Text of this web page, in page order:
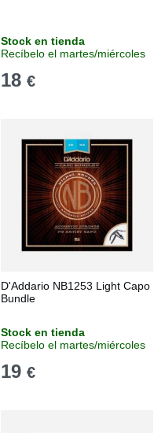
Stock en tienda
Recíbelo el martes/miércoles
18 €
D'Addario NB1253 Light Capo
Bundle
Stock en tienda
Recíbelo el martes/miércoles
19 €